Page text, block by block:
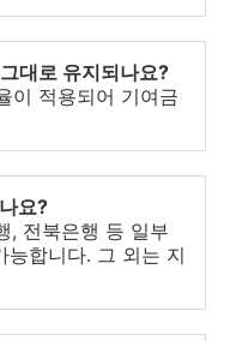
대로 유지되나요?
이 적용되어 기여금
요?
, 전북은행 등 일부
능합니다. 그 외는 지